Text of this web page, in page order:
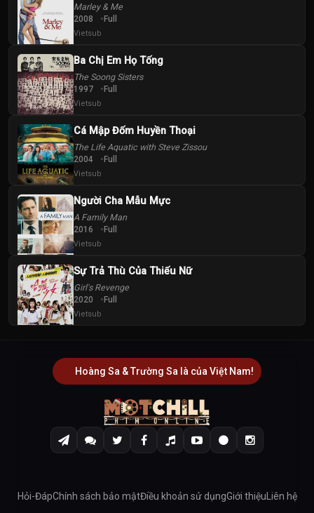
Marley & Me
2008 Full
Vietsub
Ba Chị Em Họ Tống
The Soong Sisters
1997 Full
Vietsub
Cá Mập Đốm Huyền Thoại
The Life Aquatic with Steve Zissou
2004 Full
Vietsub
Người Cha Mẫu Mực
A Family Man
2016 Full
Vietsub
Sự Trả Thù Của Thiếu Nữ
Girl's Revenge
2020 Full
Vietsub
Hoàng Sa & Trường Sa là của Việt Nam!
Hỏi-ĐápChính sách bảo mậtĐiều khoản sử dụngGiới thiệu Liên hệ